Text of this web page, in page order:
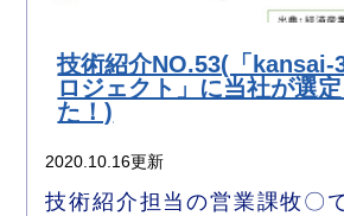
技術紹介NO.53(「kansai-
ロジェクト」に当社が選
た！)
2020.10.16更新
技術紹介担当の営業課牧〇